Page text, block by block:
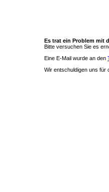
Es trat ein Problem mit
Bitte versuchen Sie es
Eine E-Mail wurde an den
Wir entschuldigen uns für